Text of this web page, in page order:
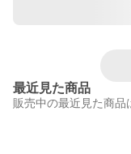
最近見た商品
販売中の最近見た商品